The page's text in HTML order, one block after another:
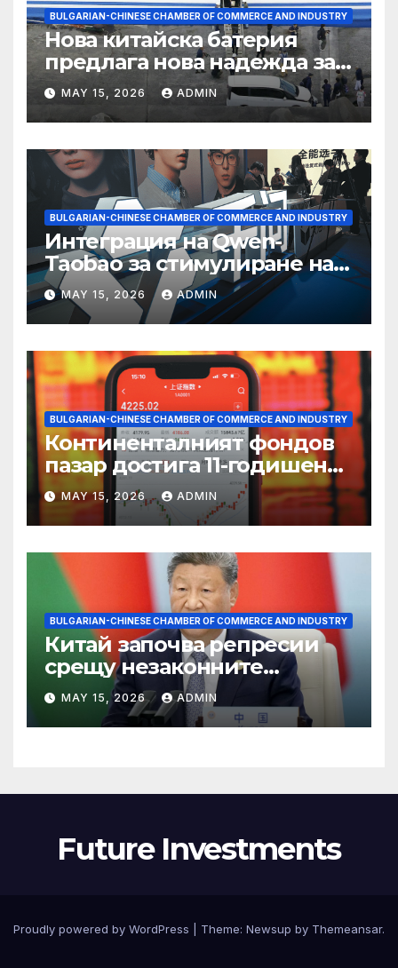
BULGARIAN-CHINESE CHAMBER OF COMMERCE AND INDUSTRY
Нова китайска батерия
предлага нова надежда за
съхранение на водород
MAY 15, 2026 ADMIN
BULGARIAN-CHINESE CHAMBER OF COMMERCE AND INDUSTRY
Интеграция на Qwen-
Taobao за стимулиране на
пазаруването 618
MAY 15, 2026 ADMIN
BULGARIAN-CHINESE CHAMBER OF COMMERCE AND INDUSTRY
Континенталният фондов
пазар достига 11-годишен
връх
MAY 15, 2026 ADMIN
BULGARIAN-CHINESE CHAMBER OF COMMERCE AND INDUSTRY
Китай започва репресии
срещу незаконните
практики в сектора на TCM
MAY 15, 2026 ADMIN
Future Investments
Proudly powered by WordPress Theme: Newsup by Themeansar.